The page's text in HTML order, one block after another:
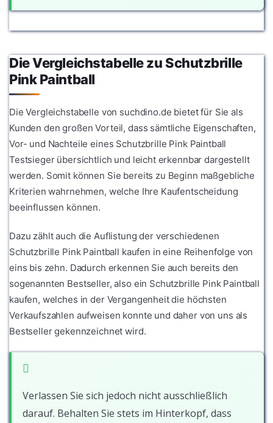
Die Vergleichstabelle zu Schutzbrille
Pink Paintball
Die Vergleichstabelle von suchdino.de bietet für Sie als
Kunden den großen Vorteil, dass sämtliche Eigenschaften,
Vor- und Nachteile eines Schutzbrille Pink Paintball
Testsieger übersichtlich und leicht erkennbar dargestellt
werden. Somit können Sie bereits zu Beginn maßgebliche
Kriterien wahrnehmen, welche Ihre Kaufentscheidung
beeinflussen können.
Dazu zählt auch die Auflistung der verschiedenen
Schutzbrille Pink Paintball kaufen in eine Reihenfolge von
eins bis zehn. Dadurch erkennen Sie auch bereits den
sogenannten Bestseller, also ein Schutzbrille Pink Paintball
kaufen, welches in der Vergangenheit die höchsten
Verkaufszahlen aufweisen konnte und daher von uns als
Bestseller gekennzeichnet wird.
Verlassen Sie sich jedoch nicht ausschließlich
darauf. Behalten Sie stets im Hinterkopf, dass